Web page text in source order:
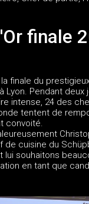
finale
finale du
Lyon. Pendant deux
intense, 24 des
tentent de
convoité.
cuisine du
lui souhaitons
en tant que